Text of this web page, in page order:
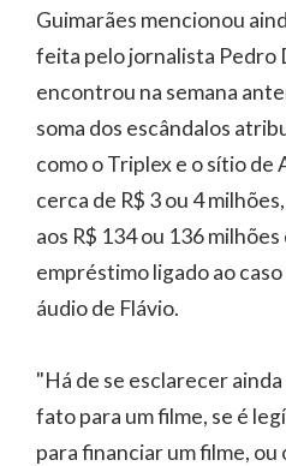
Guimarães mencionou
feita pelo jornalista Pedro
encontrou na semana
soma dos escândalos
como o Triplex e o sítio de
cerca de R$ 3 ou 4
aos R$ 134 ou 136
empréstimo ligado ao
áudio de Flávio.
"Há de se esclarecer
fato para um filme, se é
para financiar um filme, ou